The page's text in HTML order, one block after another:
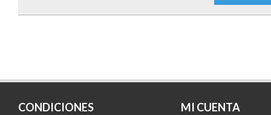
CONDICIONES MI CUENTA